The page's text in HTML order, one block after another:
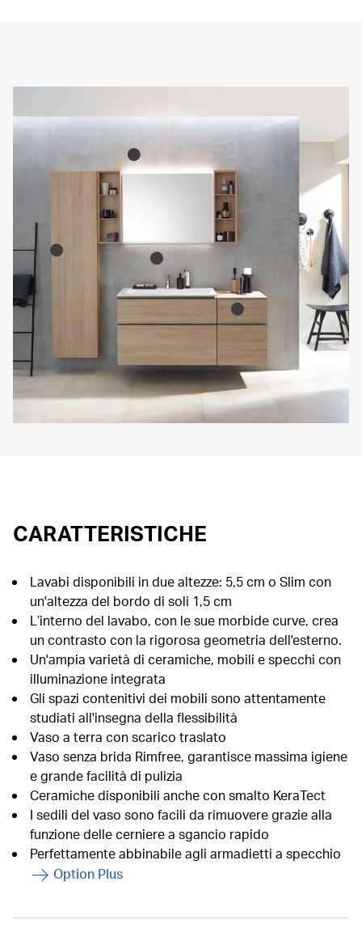
CARATTERISTICHE
Lavabi disponibili in due altezze: 5,5 cm o Slim con
un'altezza del bordo di soli 1,5 cm
L’interno del lavabo, con le sue morbide curve, crea
un contrasto con la rigorosa geometria dell'esterno.
Un'ampia varietà di ceramiche, mobili e specchi con
illuminazione integrata
Gli spazi contenitivi dei mobili sono attentamente
studiati all'insegna della flessibilità
Vaso a terra con scarico traslato
Vaso senza brida Rimfree, garantisce massima igiene
e grande facilità di pulizia
Ceramiche disponibili anche con smalto KeraTect
I sedili del vaso sono facili da rimuovere grazie alla
funzione delle cerniere a sgancio rapido
Perfettamente abbinabile agli armadietti a specchio
Option Plus